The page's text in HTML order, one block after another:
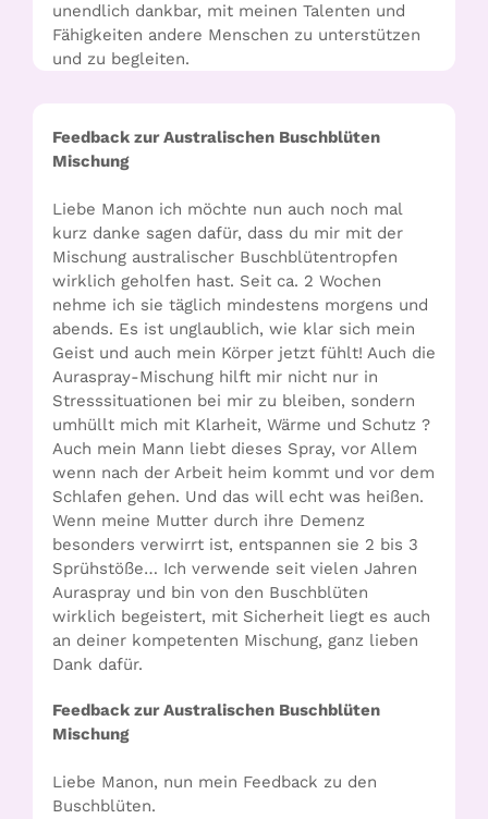
unendlich dankbar, mit meinen Talenten und
Fähigkeiten andere Menschen zu unterstützen
und zu begleiten.
Feedback zur Australischen Buschblüten
Mischung
Liebe Manon ich möchte nun auch noch mal
kurz danke sagen dafür, dass du mir mit der
Mischung australischer Buschblütentropfen
wirklich geholfen hast. Seit ca. 2 Wochen
nehme ich sie täglich mindestens morgens und
abends. Es ist unglaublich, wie klar sich mein
Geist und auch mein Körper jetzt fühlt! Auch die
Auraspray-Mischung hilft mir nicht nur in
Stresssituationen bei mir zu bleiben, sondern
umhüllt mich mit Klarheit, Wärme und Schutz ?
Auch mein Mann liebt dieses Spray, vor Allem
wenn nach der Arbeit heim kommt und vor dem
Schlafen gehen. Und das will echt was heißen.
Wenn meine Mutter durch ihre Demenz
besonders verwirrt ist, entspannen sie 2 bis 3
Sprühstöße… Ich verwende seit vielen Jahren
Auraspray und bin von den Buschblüten
wirklich begeistert, mit Sicherheit liegt es auch
an deiner kompetenten Mischung, ganz lieben
Dank dafür.
Feedback zur Australischen Buschblüten
Mischung
Liebe Manon, nun mein Feedback zu den
Buschblüten.